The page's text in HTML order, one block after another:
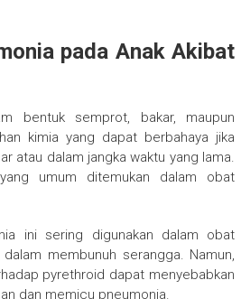
pada Anak Akibat
bentuk semprot, bakar, maupun
kimia yang dapat berbahaya jika
atau dalam jangka waktu yang lama.
umum ditemukan dalam obat
ini sering digunakan dalam obat
membunuh serangga. Namun,
pyrethroid dapat menyebabkan
dan memicu pneumonia.